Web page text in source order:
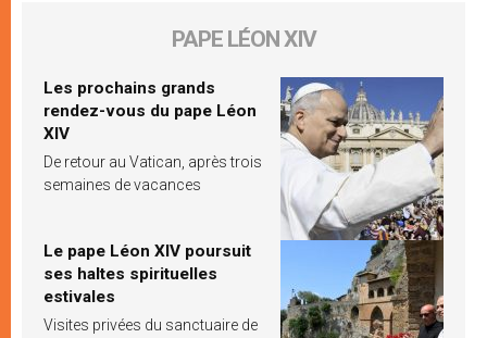
PAPE LÉON XIV
Les prochains grands
rendez-vous du pape Léon
XIV
De retour au Vatican, après trois
semaines de vacances
Le pape Léon XIV poursuit
ses haltes spirituelles
estivales
Visites privées du sanctuaire de